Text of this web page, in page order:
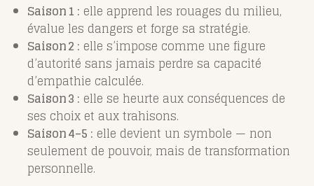
Saison 1 : elle apprend les rouages du milieu,
évalue les dangers et forge sa stratégie.
Saison 2 : elle s’impose comme une figure
d’autorité sans jamais perdre sa capacité
d’empathie calculée.
Saison 3 : elle se heurte aux conséquences de
ses choix et aux trahisons.
Saison 4–5 : elle devient un symbole — non
seulement de pouvoir, mais de transformation
personnelle.